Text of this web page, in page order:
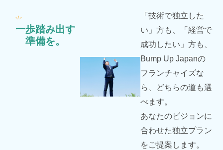
一歩踏み出す
準備を。
「技術で独立した
い」方も、「経営で
成功したい」方も、
Bump Up Japanの
フランチャイズな
ら、どちらの道も選
べます。
あなたのビジョンに
合わせた独立プラン
をご提案します。